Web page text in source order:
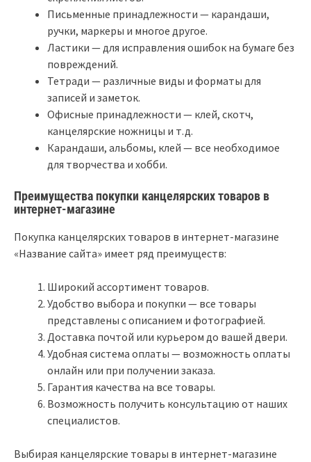
Письменные принадлежности — карандаши,
ручки, маркеры и многое другое.
Ластики — для исправления ошибок на бумаге без
повреждений.
Тетради — различные виды и форматы для
записей и заметок.
Офисные принадлежности — клей, скотч,
канцелярские ножницы и т.д.
Карандаши, альбомы, клей — все необходимое
для творчества и хобби.
Преимущества покупки канцелярских товаров в
интернет-магазине
Покупка канцелярских товаров в интернет-магазине
«Название сайта» имеет ряд преимуществ:
Широкий ассортимент товаров.
Удобство выбора и покупки — все товары
представлены с описанием и фотографией.
Доставка почтой или курьером до вашей двери.
Удобная система оплаты — возможность оплаты
онлайн или при получении заказа.
Гарантия качества на все товары.
Возможность получить консультацию от наших
специалистов.
Выбирая канцелярские товары в интернет-магазине